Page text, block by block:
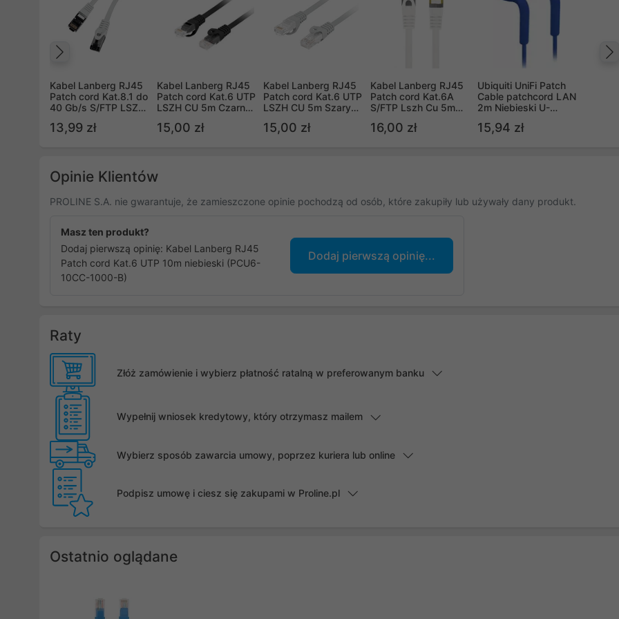
Kabel Lanberg RJ45
Patch cord Kat.8.1 do
40 Gb/s S/FTP LSZH
Passed (PCF8-10CU-
13,99 zł
Kabel Lanberg RJ45
Patch cord Kat.6 UTP
LSZH CU 5m Czarny
10CU-0500-BK)
15,00 zł
Kabel Lanberg RJ45
Patch cord Kat.6 UTP
LSZH CU 5m Szary
10CU-0500-S)
15,00 zł
Kabel Lanberg RJ45
Patch cord Kat.6A
S/FTP Lszh Cu 5m
16,00 zł
Ubiquiti UniFi Patch
Cable patchcord LAN
2m Niebieski U-
RJ45-BL
15,94 zł
Opinie Klientów
PROLINE S.A. nie gwarantuje, że zamieszczone opinie pochodzą od osób, które zakupiły lub używały dany produkt.
Masz ten produkt?
Dodaj pierwszą opinię: Kabel Lanberg RJ45
Patch cord Kat.6 UTP 10m niebieski (PCU6-
10CC-1000-B)
Dodaj pierwszą opinię...
Raty
Złóż zamówienie i wybierz płatność ratalną w preferowanym banku
Wypełnij wniosek kredytowy, który otrzymasz mailem
Wybierz sposób zawarcia umowy, poprzez kuriera lub online
Podpisz umowę i ciesz się zakupami w Proline.pl
Ostatnio oglądane